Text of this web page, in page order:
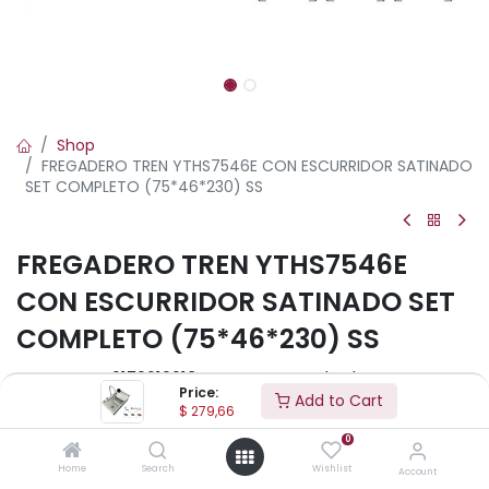
Price:
$ 279,66 Add to Cart
Home Search
0
Wishlist Account
Shop
FREGADERO TREN YTHS7546E CON ESCURRIDOR SATINADO
SET COMPLETO (75*46*230) SS
FREGADERO TREN YTHS7546E
CON ESCURRIDOR SATINADO SET
COMPLETO (75*46*230) SS
Referencia: 0170010013•Formato: Standard•
Standard